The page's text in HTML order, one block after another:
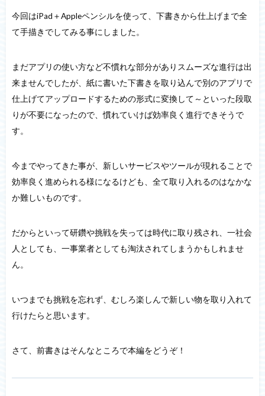
今回はiPad＋Appleペンシルを使って、下書きから仕上げまで全
て手描きでしてみる事にしました。
まだアプリの使い方など不慣れな部分がありスムーズな進行は出
来ませんでしたが、紙に書いた下書きを取り込んで別のアプリで
仕上げてアップロードするための形式に変換して～といった段取
りが不要になったので、慣れていけば効率良く進行できそうで
す。
今までやってきた事が、新しいサービスやツールが現れることで
効率良く進められる様になるけども、全て取り入れるのはなかな
か難しいものです。
だからといって研鑽や挑戦を失っては時代に取り残され、一社会
人としても、一事業者としても淘汰されてしまうかもしれませ
ん。
いつまでも挑戦を忘れず、むしろ楽しんで新しい物を取り入れて
行けたらと思います。
さて、前書きはそんなところで本編をどうぞ！